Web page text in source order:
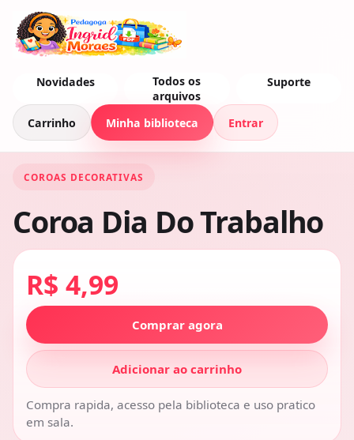
Novidades
Todos os
arquivos
Suporte
Carrinho Minha biblioteca Entrar
COROAS DECORATIVAS
Coroa Dia Do Trabalho
R$ 4,99
Comprar agora
Adicionar ao carrinho
Compra rapida, acesso pela biblioteca e uso pratico
em sala.